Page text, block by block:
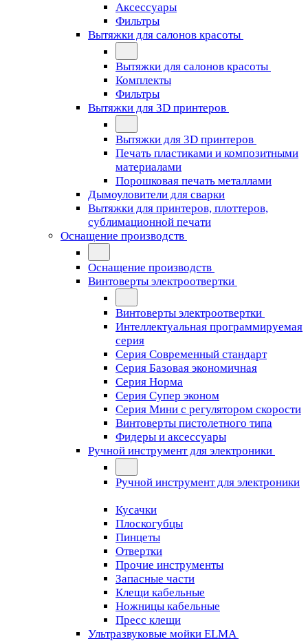
Аксессуары
Фильтры
Вытяжки для салонов красоты
Вытяжки для салонов красоты
Комплекты
Фильтры
Вытяжки для 3D принтеров
Вытяжки для 3D принтеров
Печать пластиками и композитными
материалами
Порошковая печать металлами
Дымоуловители для сварки
Вытяжки для принтеров, плоттеров,
сублимационной печати
Оснащение производств
Оснащение производств
Винтоверты электроотвертки
Винтоверты электроотвертки
Интеллектуальная программируемая
серия
Серия Современный стандарт
Серия Базовая экономичная
Серия Норма
Серия Cупер эконом
Серия Мини с регулятором скорости
Винтоверты пистолетного типа
Фидеры и аксессуары
Ручной инструмент для электроники
Ручной инструмент для электроники
Кусачки
Плоскогубцы
Пинцеты
Отвертки
Прочие инструменты
Запасные части
Клещи кабельные
Ножницы кабельные
Пресс клещи
Ультразвуковые мойки ELMA